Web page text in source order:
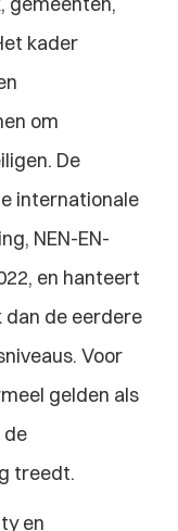
kader
om
De
internationale
NEN-EN-
en hanteert
dan de eerdere
Voor
gelden als
treedt.
en